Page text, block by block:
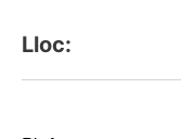
Lloc: